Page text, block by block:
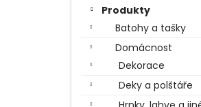
Produkty
Batohy a tašky
Domácnost
Dekorace
Deky a polštáře